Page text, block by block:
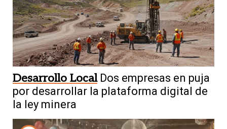
Desarrollo Local Dos empresas en puja
por desarrollar la plataforma digital de
la ley minera